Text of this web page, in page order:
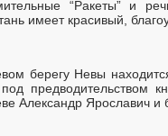
“Ракеты” и
имеет красивый,
берегу Невы
предводительством
Александр Ярославич и